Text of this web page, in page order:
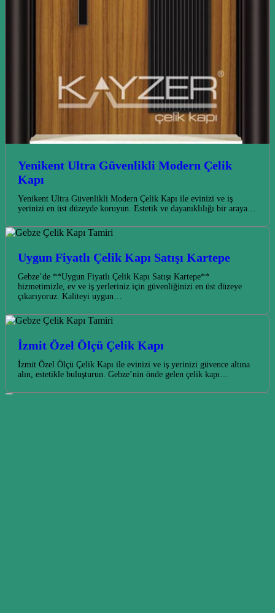
Yenikent Ultra Güvenlikli Modern Çelik
Kapı
Yenikent Ultra Güvenlikli Modern Çelik Kapı ile evinizi ve iş
yerinizi en üst düzeyde koruyun. Estetik ve dayanıklılığı bir araya…
Uygun Fiyatlı Çelik Kapı Satışı Kartepe
Gebze’de **Uygun Fiyatlı Çelik Kapı Satışı Kartepe**
hizmetimizle, ev ve iş yerleriniz için güvenliğinizi en üst düzeye
çıkarıyoruz. Kaliteyi uygun…
İzmit Özel Ölçü Çelik Kapı
İzmit Özel Ölçü Çelik Kapı ile evinizi ve iş yerinizi güvence altına
alın, estetikle buluşturun. Gebze’nin önde gelen çelik kapı…